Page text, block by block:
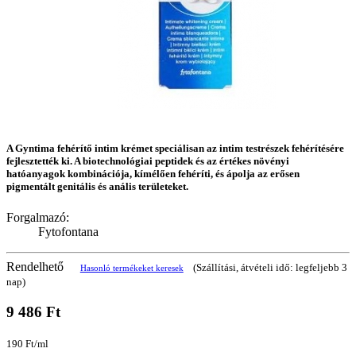
A Gyntima fehérítő intim krémet speciálisan az intim testrészek fehérítésére
fejlesztették ki. A biotechnológiai peptidek és az értékes növényi
hatóanyagok kombinációja, kímélően fehéríti, és ápolja az erősen
pigmentált genitális és anális területeket.
Forgalmazó:
Fytofontana
Rendelhető Hasonló termékeket keresek
(Szállítási, átvételi idő: legfeljebb 3
nap)
9 486 Ft
190 Ft/ml